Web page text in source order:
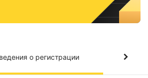
о регистрации